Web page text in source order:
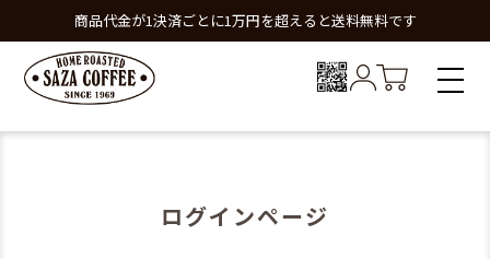
商品代金が1決済ごとに1万円を超えると送料無料です
ログインページ